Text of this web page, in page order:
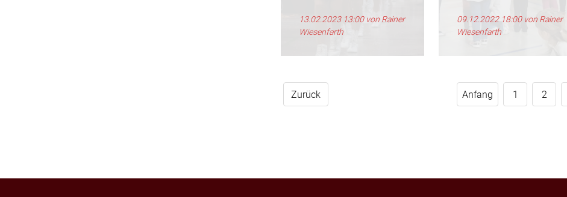
13.02.2023 13:00von Rainer
Wiesenfarth
09.12.2022 18:00von Rainer
Wiesenfarth
Zurück Anfang 1 2